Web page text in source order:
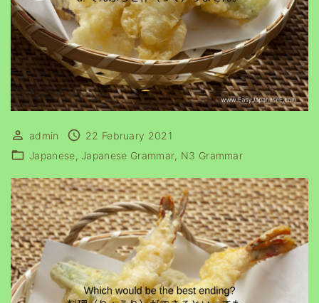
admin
22 February 2021
Japanese Japanese Grammar N3 Grammar